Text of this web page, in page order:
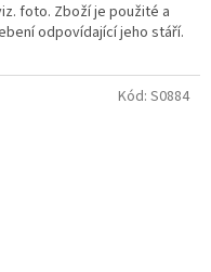
foto. Zboží je použité a
odpovídající jeho stáří.
Kód: S0884